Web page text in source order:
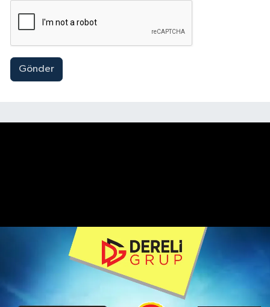
Gönder